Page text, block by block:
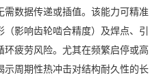
数据传递或插值。该能力可精准
影响齿轮啮合精度）及焊点、引
疲劳风险。尤其在频繁启停或高
周期性热冲击对结构耐久性的长